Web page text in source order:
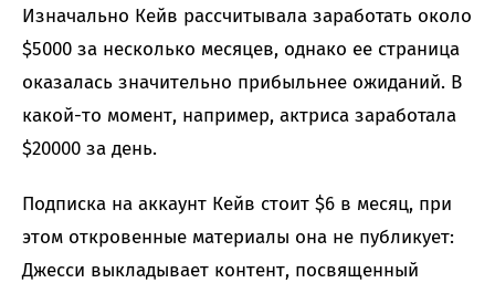
Изначально Кейв рассчитывала заработать около
$5000 за несколько месяцев, однако ее страница
оказалась значительно прибыльнее ожиданий. В
какой-то момент, например, актриса заработала
$20000 за день.
Подписка на аккаунт Кейв стоит $6 в месяц, при
этом откровенные материалы она не публикует:
Джесси выкладывает контент, посвященный